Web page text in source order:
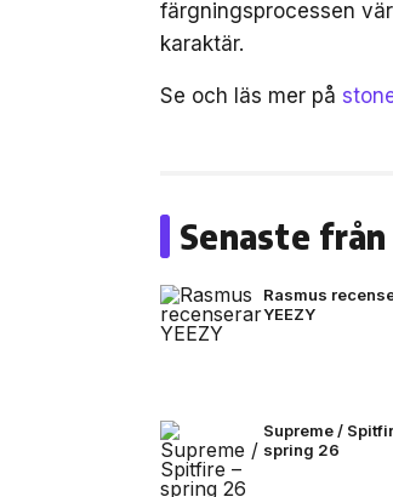
färgningsprocessen
karaktär.
Se och läs mer på
Senaste
Rasmus
YEEZY
Supreme /
spring 26